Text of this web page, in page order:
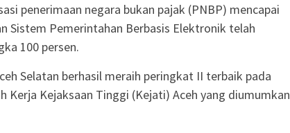
penerimaan negara bukan pajak (PNBP) mencapai
Sistem Pemerintahan Berbasis Elektronik telah
100 persen.
Selatan berhasil meraih peringkat II terbaik pada
Kerja Kejaksaan Tinggi (Kejati) Aceh yang diumumkan